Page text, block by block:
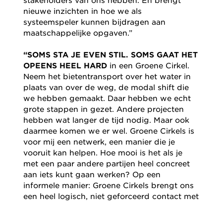
nieuwe inzichten in hoe we als
systeemspeler kunnen bijdragen aan
maatschappelijke opgaven.”
“SOMS STA JE EVEN STIL. SOMS GAAT HET
OPEENS HEEL HARD in een Groene Cirkel.
Neem het bietentransport over het water in
plaats van over de weg, de modal shift die
we hebben gemaakt. Daar hebben we echt
grote stappen in gezet. Andere projecten
hebben wat langer de tijd nodig. Maar ook
daarmee komen we er wel. Groene Cirkels is
voor mij een netwerk, een manier die je
vooruit kan helpen. Hoe mooi is het als je
met een paar andere partijen heel concreet
aan iets kunt gaan werken? Op een
informele manier: Groene Cirkels brengt ons
een heel logisch, niet geforceerd contact met